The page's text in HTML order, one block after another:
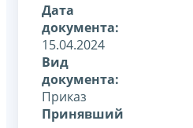
Дата
документа:
15.04.2024
Вид
документа:
Приказ
Принявший